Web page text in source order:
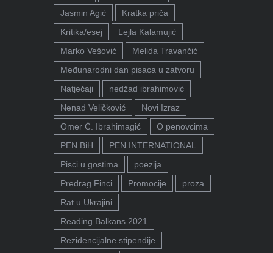
Jasmin Agić
Kratka priča
Kritika/esej
Lejla Kalamujić
Marko Vešović
Melida Travančić
Međunarodni dan pisaca u zatvoru
Natječaji
nedžad ibrahimović
Nenad Veličković
Novi Izraz
Omer Ć. Ibrahimagić
O penovcima
PEN BiH
PEN INTERNATIONAL
Pisci u gostima
poezija
Predrag Finci
Promocije
proza
Rat u Ukrajini
Reading Balkans 2021
Rezidencijalne stipendije